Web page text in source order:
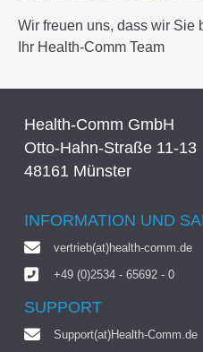
Wir freuen uns, dass wir Sie
Ihr Health-Comm Team
Health-Comm GmbH
Otto-Hahn-Straße 11-13
48161 Münster
INFORMATION UND
vertrieb(at)health-comm.de
+49 (0)2534 - 65692 - 0
SUPPORT
Support(at)Health-Comm.de